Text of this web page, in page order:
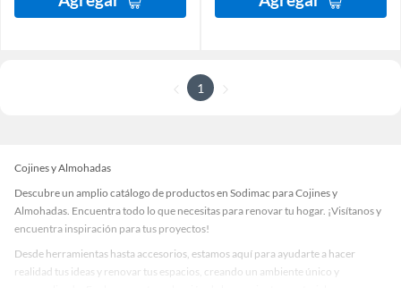
1
Cojines y Almohadas
Descubre un amplio catálogo de productos en Sodimac para Cojines y
Almohadas. Encuentra todo lo que necesitas para renovar tu hogar. ¡Visítanos y
encuentra inspiración para tus proyectos!
Desde herramientas hasta accesorios, estamos aquí para ayudarte a hacer
realidad tus ideas y renovar tus espacios, creando un ambiente único y